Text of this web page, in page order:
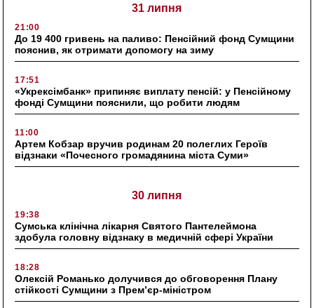
31 липня
21:00
До 19 400 гривень на паливо: Пенсійний фонд Сумщини
пояснив, як отримати допомогу на зиму
17:51
«Укрексімбанк» припиняє виплату пенсій: у Пенсійному
фонді Сумщини пояснили, що робити людям
11:00
Артем Кобзар вручив родинам 20 полеглих Героїв
відзнаки «Почесного громадянина міста Суми»
30 липня
19:38
Сумська клінічна лікарня Святого Пантелеймона
здобула головну відзнаку в медичній сфері України
18:28
Олексій Романько долучився до обговорення Плану
стійкості Сумщини з Прем’єр-міністром